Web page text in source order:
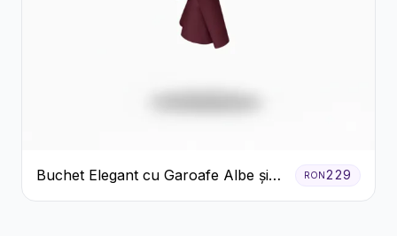
Buchet Elegant cu Garoafe Albe și
Eucalipt
RON229